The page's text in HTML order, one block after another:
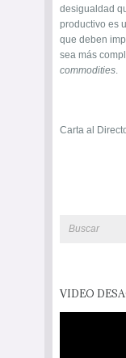
desigualdad
productivo es
que deben
sea más
commodities
Carta al
VIDEO